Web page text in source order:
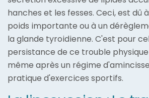
hanches et les fesses. Ceci, est dû
poids importante ou à un
la glande tyroidienne. C'est pour
persistance de ce trouble
même après un régime
pratique d'exercices sportifs.